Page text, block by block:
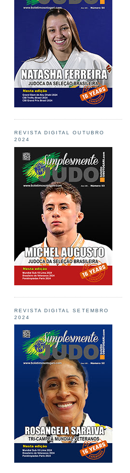
REVISTA DIGITAL OUTUBRO
2024
REVISTA DIGITAL SETEMBRO
2024